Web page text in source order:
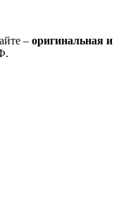
– оригинальная и